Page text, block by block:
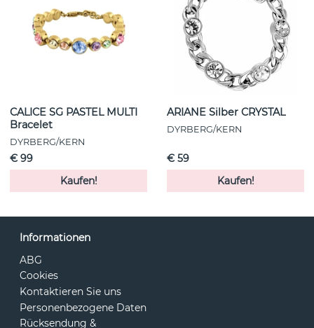
CALICE SG PASTEL MULTI
Bracelet
DYRBERG/KERN
€ 99
Kaufen!
ARIANE Silber CRYSTAL
DYRBERG/KERN
€ 59
Kaufen!
Informationen
ABG
Cookies
Kontaktieren Sie uns
Personenbezogene Daten
Rücksendung &